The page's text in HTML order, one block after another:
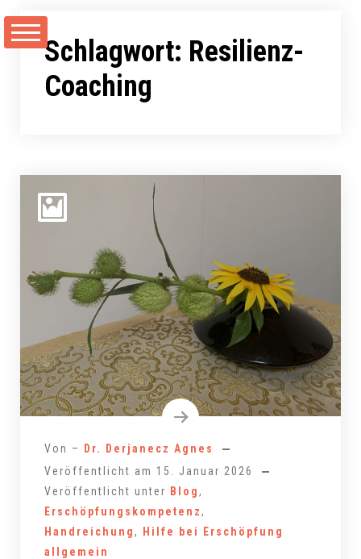
Inhalt
springenSchlagwort: Resilienz-
Coaching
Von –
Dr. Derjanecz Agnes
Veröffentlicht am 15. Januar 2026
Veröffentlicht unter
Blog,
Erschöpfungskompetenz,
Handreichung,
Hilfe bei Erschöpfung
allgemein